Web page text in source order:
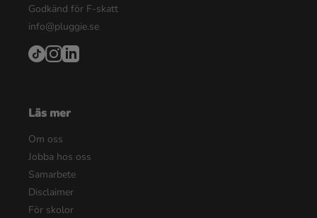
Godkänd för F-skatt
info@pluggie.se
Läs mer
Om oss
Jobba hos oss
Samarbete
Disclaimer
För skolor